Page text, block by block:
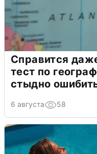
Справится
тест по
стыдно
6 августа 58